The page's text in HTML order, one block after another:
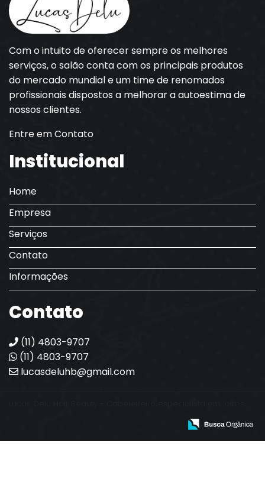
Com o intuito de oferecer sempre os melhores
serviços, o salão conta com os principais produtos
do mercado mundial e um time de renomados
profissionais dispostos a melhorar a autoestima de
nossos clientes.
Entre em Contato
Institucional
Home
Empresa
Serviços
Contato
Informações
Contato
(11) 4803-9707
(11) 4803-9707
lucasdeluhb@gmail.com